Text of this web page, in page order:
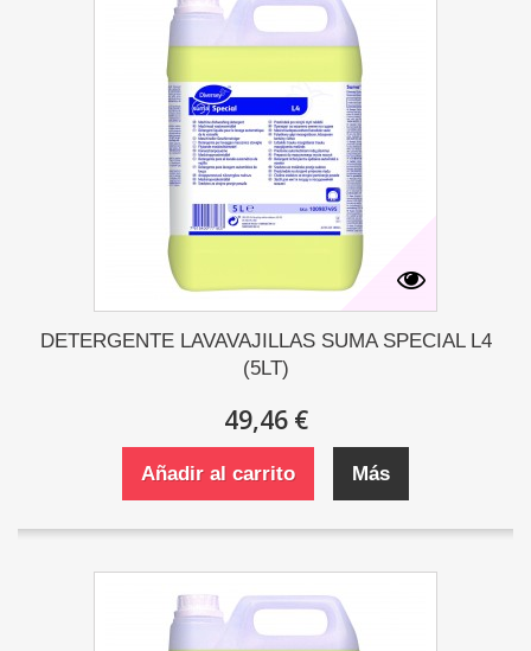
DETERGENTE LAVAVAJILLAS SUMA SPECIAL L4
(5LT)
49,46 €
Añadir al carrito Más